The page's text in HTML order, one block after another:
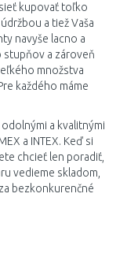
kupovať toľko
a tiež Vaša
navyše lacno a
a zároveň
množstva
každého máme
a kvalitnými
a INTEX. Keď si
chcieť len poradiť,
vedieme skladom,
bezkonkurenčné